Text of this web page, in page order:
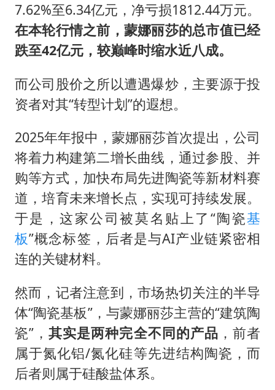
7.62%至6.34亿元，净亏损1812.44万元。
在本轮行情之前，蒙娜丽莎的总市值已经
跌至42亿元，较巅峰时缩水近八成。
而公司股价之所以遭遇爆炒，主要源于投
资者对其“转型计划”的遐想。
2025年年报中，蒙娜丽莎首次提出，公司
将着力构建第二增长曲线，通过参股、并
购等方式，加快布局先进陶瓷等新材料赛
道，培育未来增长点，实现可持续发展。
于是，这家公司被莫名贴上了“陶瓷基
板”概念标签，后者是与AI产业链紧密相
连的关键材料。
然而，记者注意到，市场热切关注的半导
体“陶瓷基板”，与蒙娜丽莎主营的“建筑陶
瓷”，其实是两种完全不同的产品 ，前者
属于氮化铝/氮化硅等先进结构陶瓷，而
后者则属于硅酸盐体系。